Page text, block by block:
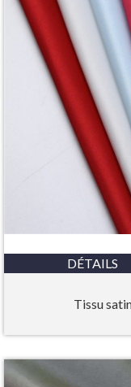
DÉTAILS
Tissu